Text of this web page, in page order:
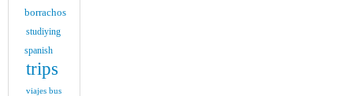
borrachos
studiying
spanish
trips
viajes bus